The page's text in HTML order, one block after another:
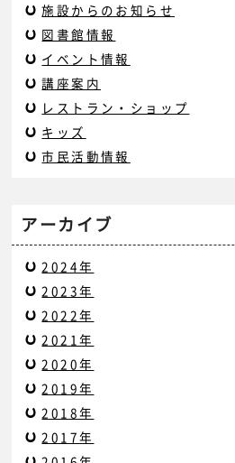
施設からのお知らせ
図書館情報
イベント情報
講座案内
レストラン・ショップ
キッズ
市民活動情報
アーカイブ
2024年
2023年
2022年
2021年
2020年
2019年
2018年
2017年